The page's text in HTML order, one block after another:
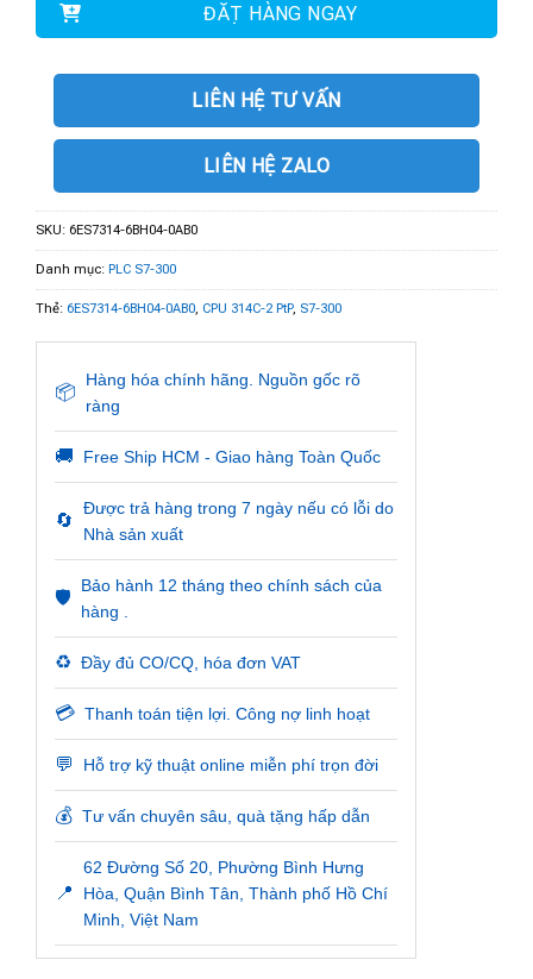
ĐẶT HÀNG NGAY
LIÊN HỆ TƯ VẤN
LIÊN HỆ ZALO
SKU: 6ES7314-6BH04-0AB0
Danh mục: PLC S7-300
Thẻ: 6ES7314-6BH04-0AB0, CPU 314C-2 PtP, S7-300
📦
Hàng hóa chính hãng. Nguồn gốc rõ
ràng
🚚 Free Ship HCM - Giao hàng Toàn Quốc
🔄
Được trả hàng trong 7 ngày nếu có lỗi do
Nhà sản xuất
🛡️
Bảo hành 12 tháng theo chính sách của
hàng .
♻️ Đầy đủ CO/CQ, hóa đơn VAT
💳 Thanh toán tiện lợi. Công nợ linh hoạt
💬 Hỗ trợ kỹ thuật online miễn phí trọn đời
💰 Tư vấn chuyên sâu, quà tặng hấp dẫn
📍
62 Đường Số 20, Phường Bình Hưng
Hòa, Quận Bình Tân, Thành phố Hồ Chí
Minh, Việt Nam